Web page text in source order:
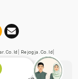
Rejogja.co.id
Pers